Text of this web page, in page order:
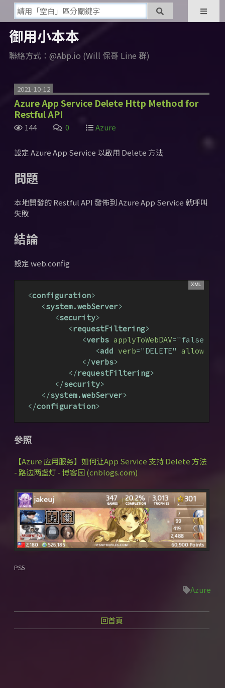
御用小本本
聯絡方式：@Abp.io (Will 保哥 Line 群)
2021-10-12
Azure App Service Delete Http Method for
Restful API
144 0 Azure
設定 Azure App Service 以啟用 Delete 方法
問題
本地開發的 Restful API 發佈到 Azure App Service 就呼叫
失敗
結論
設定 web.config
<configuration>
<system.webServer>
<security>
<requestFiltering>
<verbs applyToWebDAV="false"
<add verb="DELETE" allowed
</verbs>
</requestFiltering>
</security>
</system.webServer>
</configuration>
參照
【Azure 应用服务】如何让App Service 支持 Delete 方法
- 路边两盏灯 - 博客园 (cnblogs.com)
PS5
Azure
回首頁